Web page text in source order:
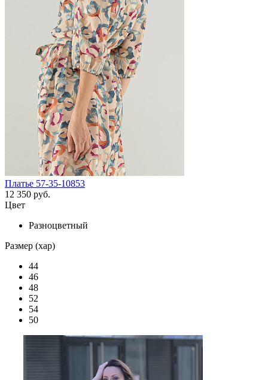
Платье 57-35-10853
12 350 руб.
Цвет
Разноцветный
Размер (хар)
44
46
48
52
54
50